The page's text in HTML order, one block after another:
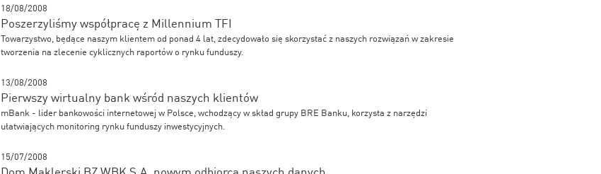
18/08/2008
Poszerzyliśmy współpracę z Millennium TFI
Towarzystwo, będące naszym klientem od ponad 4 lat, zdecydowało się skorzystać z naszych rozwiązań w zakresie
tworzenia na zlecenie cyklicznych raportów o rynku funduszy.
13/08/2008
Pierwszy wirtualny bank wśród naszych klientów
mBank - lider bankowości internetowej w Polsce, wchodzący w skład grupy BRE Banku, korzysta z narzędzi
ułatwiających monitoring rynku funduszy inwestycyjnych.
15/07/2008